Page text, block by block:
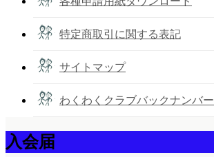
特定商取引に関する表記
サイトマップ
わくわくクラブバックナンバー
入会届